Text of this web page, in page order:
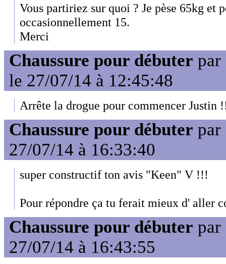
Vous partiriez sur quoi ? Je pèse 65kg et
occasionnellement 15.
Merci
Chaussure pour débuter par
le 27/07/14 à 12:45:48
Arrête la drogue pour commencer Justin
Chaussure pour débuter par
27/07/14 à 16:33:40
super constructif ton avis "Keen" V !!!
Pour répondre ça tu ferait mieux d' aller
Chaussure pour débuter par
27/07/14 à 16:43:55